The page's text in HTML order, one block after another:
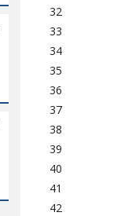
32
33
34
35
36
37
38
39
40
41
42